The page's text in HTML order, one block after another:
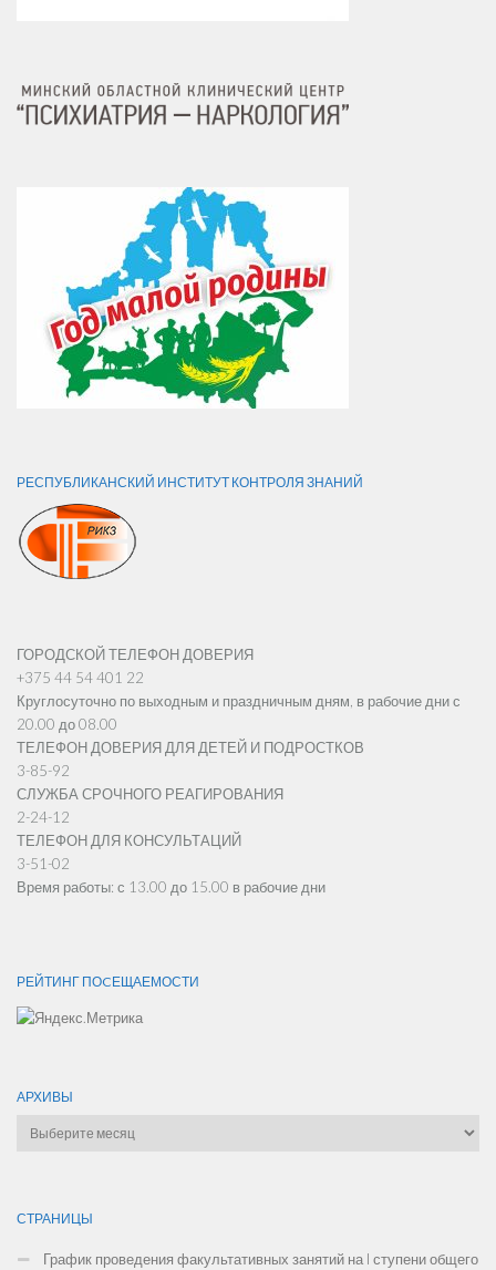
РЕСПУБЛИКАНСКИЙ ИНСТИТУТ КОНТРОЛЯ ЗНАНИЙ
ГОРОДСКОЙ ТЕЛЕФОН ДОВЕРИЯ
+375 44 54 401 22
Круглосуточно по выходным и праздничным дням, в рабочие дни с
20.00 до 08.00
ТЕЛЕФОН ДОВЕРИЯ ДЛЯ ДЕТЕЙ И ПОДРОСТКОВ
3-85-92
СЛУЖБА СРОЧНОГО РЕАГИРОВАНИЯ
2-24-12
ТЕЛЕФОН ДЛЯ КОНСУЛЬТАЦИЙ
3-51-02
Время работы: с 13.00 до 15.00 в рабочие дни
РЕЙТИНГ ПОCЕЩАЕМОСТИ
АРХИВЫ
Архивы
СТРАНИЦЫ
График проведения факультативных занятий на I ступени общего